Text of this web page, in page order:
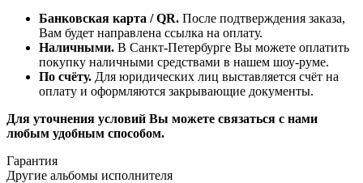
Банковская карта / QR. После подтверждения заказа,
Вам будет направлена ссылка на оплату.
Наличными. В Санкт-Петербурге Вы можете оплатить
покупку наличными средствами в нашем шоу-руме.
По счёту. Для юридических лиц выставляется счёт на
оплату и оформляются закрывающие документы.
Для уточнения условий Вы можете связаться с нами
любым удобным способом.
Гарантия
Другие альбомы исполнителя